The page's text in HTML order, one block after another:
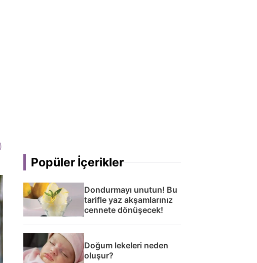
Popüler İçerikler
Dondurmayı unutun! Bu
tarifle yaz akşamlarınız
cennete dönüşecek!
Doğum lekeleri neden
oluşur?